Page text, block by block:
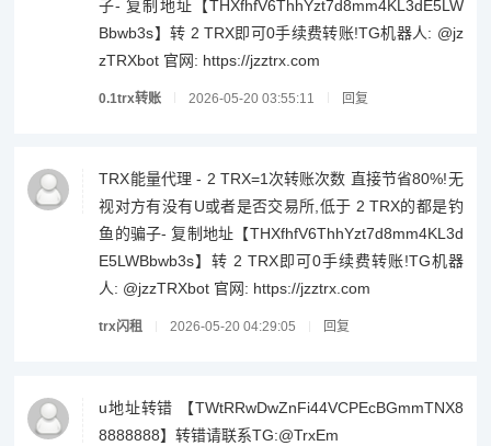
子- 复制地址【THXfhfV6ThhYzt7d8mm4KL3dE5LW
Bbwb3s】转 2 TRX即可0手续费转账!TG机器人: @jz
zTRXbot 官网: https://jzztrx.com
0.1trx转账 2026-05-20 03:55:11 回复
TRX能量代理 - 2 TRX=1次转账次数 直接节省80%!无
视对方有没有U或者是否交易所,低于 2 TRX的都是钓
鱼的骗子- 复制地址【THXfhfV6ThhYzt7d8mm4KL3d
E5LWBbwb3s】转 2 TRX即可0手续费转账!TG机器
人: @jzzTRXbot 官网: https://jzztrx.com
trx闪租 2026-05-20 04:29:05 回复
u地址转错 【TWtRRwDwZnFi44VCPEcBGmmTNX8
8888888】转错请联系TG:@TrxEm